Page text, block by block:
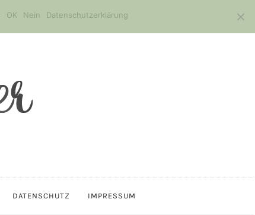
DATENSCHUTZ IMPRESSUM
OK Nein Datenschutzerklärung